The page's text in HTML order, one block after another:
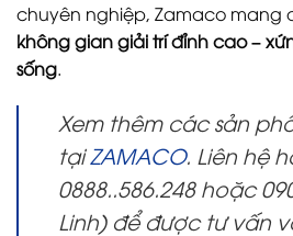
chuyên nghiệp, Zamaco mang
không gian giải trí đỉnh cao –
sống.
Xem thêm các sản
tạiZAMACO. Liên hệ
0888..586.248 hoặc
Linh) để được tư vấn